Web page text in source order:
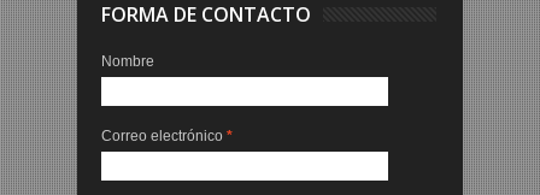
FORMA DE CONTACTO
Nombre
Correo electrónico *